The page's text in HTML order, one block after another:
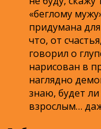
«беглому
придумана
что, от
говорил о
нарисован в
наглядно
знаю, будет
взрослым…